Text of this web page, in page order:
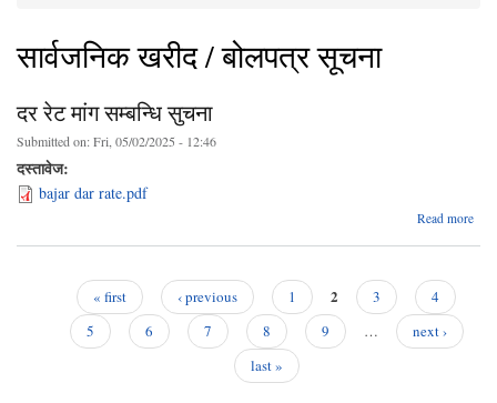
सार्वजनिक खरीद / बोलपत्र सूचना
दर रेट मांग सम्बन्धि सुचना
Submitted on:Fri, 05/02/2025 - 12:46
दस्तावेज:
bajar dar rate.pdf
Read more
« first ‹ previous 1 2 3
4
5
6 7 8 9 …
next ›
last »